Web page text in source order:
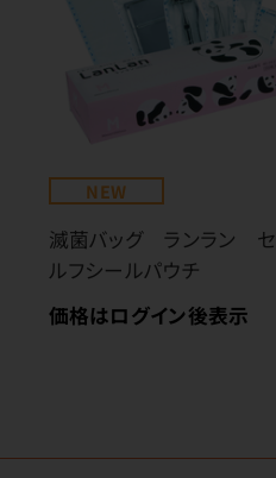
NEW
滅菌バッグ ランラン セ
ルフシールパウチ
価格はログイン後表示